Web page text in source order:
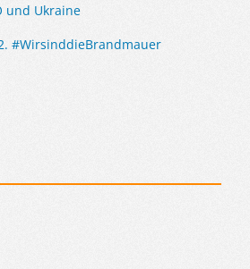
und Ukraine
#WirsinddieBrandmauer